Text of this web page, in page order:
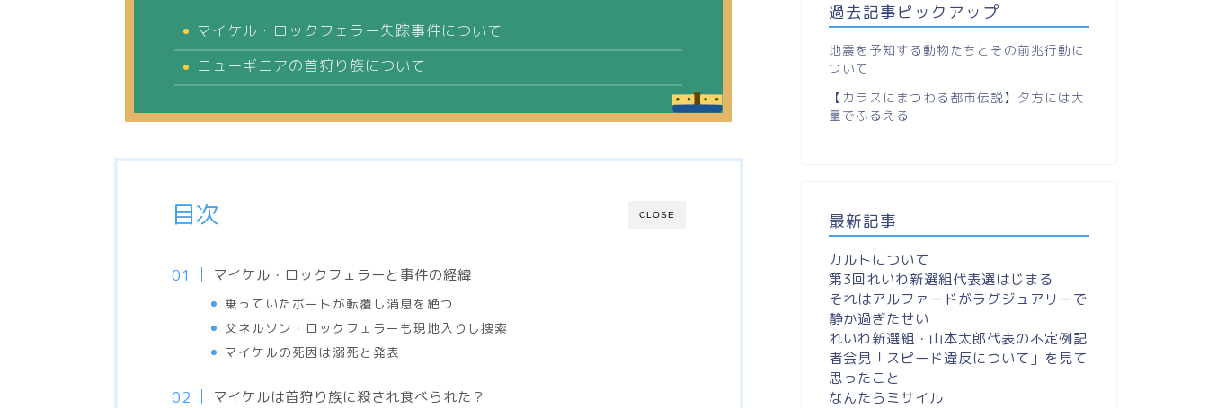
マイケル・ロックフェラー失踪事件について
ニューギニアの首狩り族について
CLOSE
目次
マイケル・ロックフェラーと事件の経緯
乗っていたボートが転覆し消息を絶つ
父ネルソン・ロックフェラーも現地入りし捜索
マイケルの死因は溺死と発表
マイケルは首狩り族に殺され食べられた？
過去記事ピックアップ
地震を予知する動物たちとその前兆行動に
ついて
【カラスにまつわる都市伝説】夕方には大
量でふるえる
最新記事
カルトについて
第3回れいわ新選組代表選はじまる
それはアルファードがラグジュアリーで
静か過ぎたせい
れいわ新選組・山本太郎代表の不定例記
者会見「スピード違反について」を見て
思ったこと
なんたらミサイル